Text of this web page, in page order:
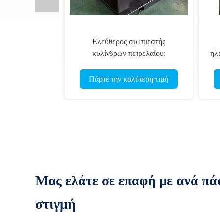
Ελεύθερος συμπιεστής
κυλίνδρων πετρελαίου:
φιλικός προς το περιβάλλον
Πάρτε την καλύτερη τιμή
Μας ελάτε σε επαφή με ανά
στιγμή